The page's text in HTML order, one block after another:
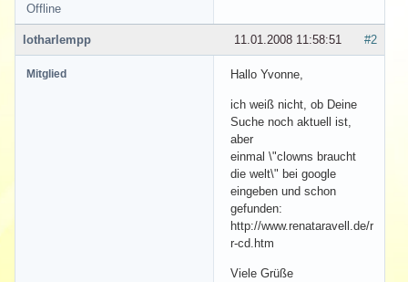
Offline
#2
11.01.2008 11:58:51
lotharlempp
Mitglied Hallo Yvonne,
ich weiß nicht, ob Deine
Suche noch aktuell ist,
aber
einmal \"clowns braucht
die welt\" bei google
eingeben und schon
gefunden:
http://www.renataravell.de/r
r-cd.htm
Viele Grüße